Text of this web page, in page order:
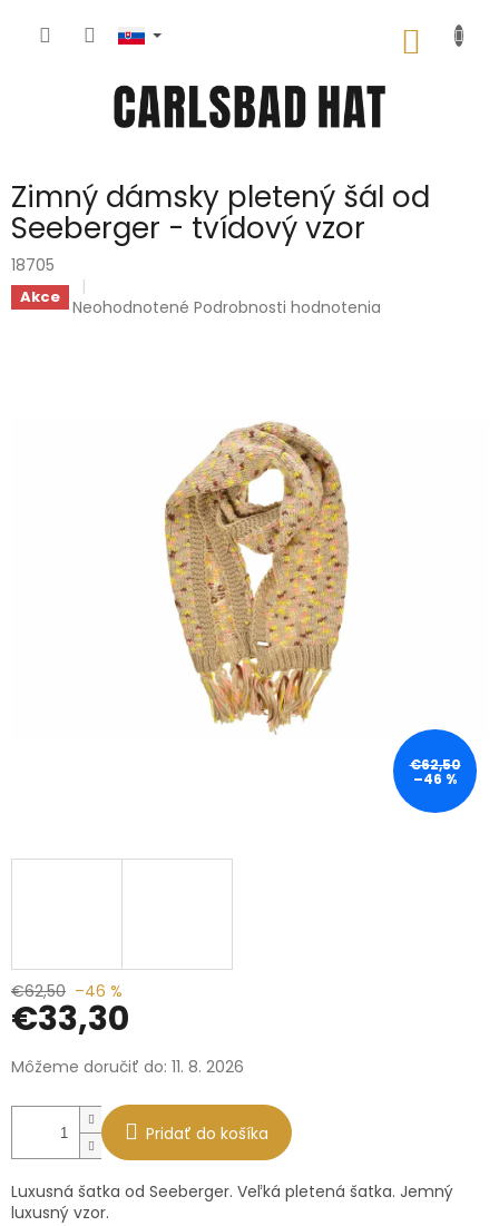
Zimný dámsky pletený šál od
Seeberger - tvídový vzor
18705
Akce Priemerné
Neohodnotené Podrobnosti hodnotenia
€62,50
–46 %
€62,50 –46 %
€33,30
Jednotková
cena:
Môžeme doručiť do: 11. 8. 2026
Pridať do košíka
Luxusná šatka od Seeberger. Veľká pletená šatka. Jemný
luxusný vzor.